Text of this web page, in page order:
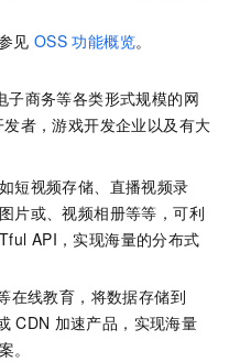
见 OSS 功能概览。
子商务等各类形式规模的网
者，游戏开发企业以及有大
短视频存储、直播视频录
片或、视频相册等等，可利
API，实现海量的分布式
在线教育，将数据存储到
CDN 加速产品，实现海量
。